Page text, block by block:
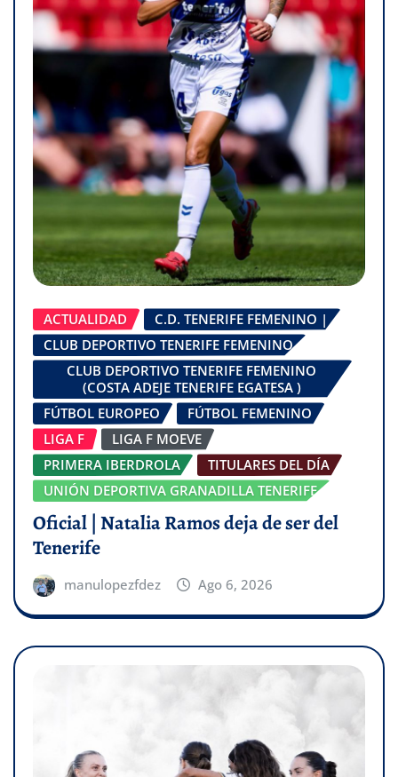
ACTUALIDAD
C.D. TENERIFE FEMENINO |
CLUB DEPORTIVO TENERIFE FEMENINO
CLUB DEPORTIVO TENERIFE FEMENINO
(COSTA ADEJE TENERIFE EGATESA )
FÚTBOL EUROPEO
FÚTBOL FEMENINO
LIGA F
LIGA F MOEVE
PRIMERA IBERDROLA
TITULARES DEL DÍA
UNIÓN DEPORTIVA GRANADILLA TENERIFE
Oficial | Natalia Ramos deja de ser del
Tenerife
manulopezfdez Ago 6, 2026